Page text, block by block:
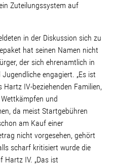
Zuteilungssystem auf
in der Diskussion sich zu
hat seinen Namen nicht
der sich ehrenamtlich in
engagiert. „Es ist
IV-beziehenden Familien,
und
da meist Startgebühren
am Kauf einer
nicht vorgesehen, gehört
scharf kritisiert wurde die
Hartz IV. „Das ist